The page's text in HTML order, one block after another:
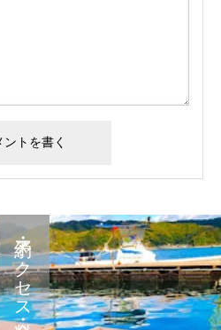
予約・アクセス・料金